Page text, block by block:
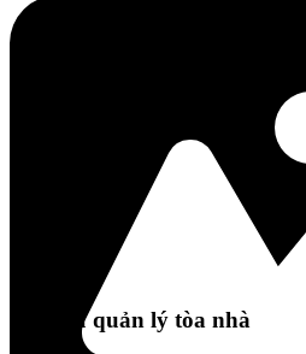
Dịch vụ quản lý tòa nhà